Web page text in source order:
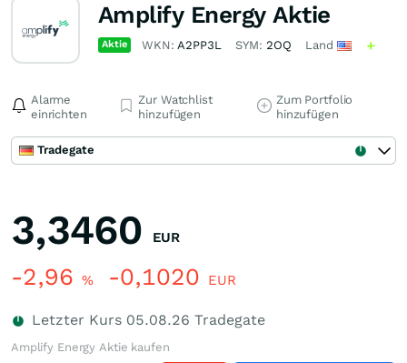
Amplify Energy Aktie
Aktie WKN:A2PP3L SYM: 2OQ Land
Alarme
einrichten
Zur Watchlist
hinzufügen
Zum Portfolio
hinzufügen
Tradegate
3,3460 EUR
-2,96 % -0,1020 EUR
Letzter Kurs 05.08.26 Tradegate
Amplify Energy Aktie kaufen